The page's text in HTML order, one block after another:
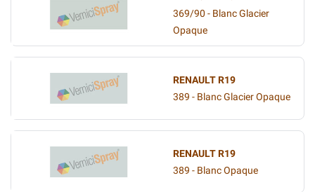
369/90 - Blanc Glacier
Opaque
RENAULT R19
389 - Blanc Glacier Opaque
RENAULT R19
389 - Blanc Opaque